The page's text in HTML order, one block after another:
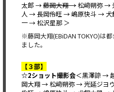
太郎 →藤岡大翔 →松﨑朔弥 →
人 → 長岡伶旺 → 嶋原快斗 →
一 → 松沢星那 ＞
※藤岡大翔(EBiDAN TOKYO)は
ました。
【３部】
☆2ショット撮影会＜黒澤諒 →
岡大翔 → 松﨑朔弥 → 光延ジ